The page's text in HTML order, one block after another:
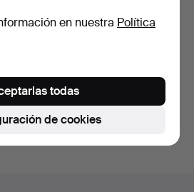
317 USD
ennuestro archivo de
en nuestra Política
de cookies
todas